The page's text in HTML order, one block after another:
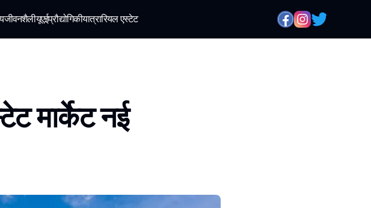
जीवनशैलीयूएईप्रौद्योगिकीयात्रारियल एस्टेट
मार्केट नई